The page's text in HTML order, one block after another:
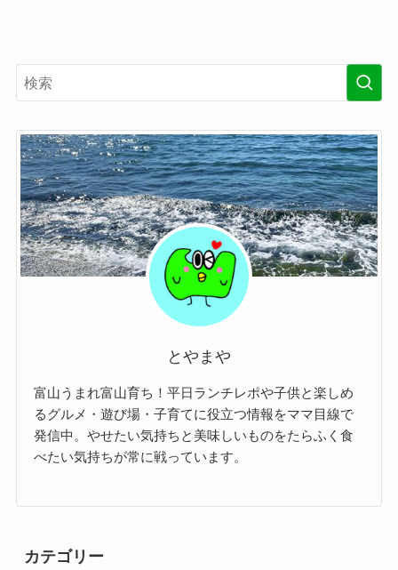
とやまや
富山うまれ富山育ち！平日ランチレポや子供と楽しめ
るグルメ・遊び場・子育てに役立つ情報をママ目線で
発信中。やせたい気持ちと美味しいものをたらふく食
べたい気持ちが常に戦っています。
カテゴリー